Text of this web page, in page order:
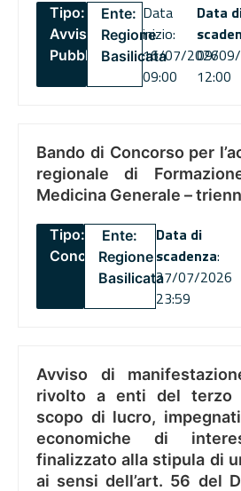
Tipo:
Avviso
Pubblico
Ente:
Regione
Basilicata
Data
inizio:
16/07/2026
09:00
Data
09/
12:00
Bando di Concorso per
regionale di
Medicina Generale –
Tipo:
Concorsi
Ente:
Regione
Basilicata
Data di
scadenza:
27/07/2026
23:59
Avviso di
rivolto a enti del terzo
scopo di lucro,
economiche di
finalizzato alla stipula di
ai sensi dell’art. 56 del